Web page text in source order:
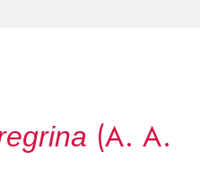
(A. A.